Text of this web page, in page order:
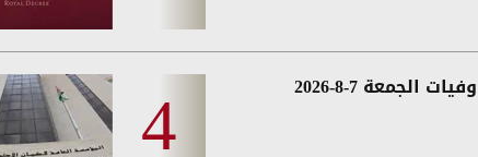
وفيات الجمعة 7-8-2026